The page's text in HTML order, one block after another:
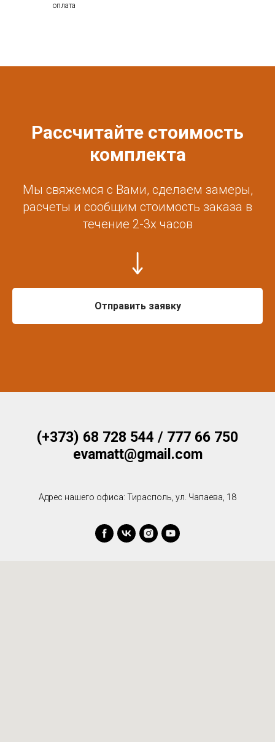
оплата
Рассчитайте стоимость
комплекта
Мы свяжемся с Вами, сделаем замеры,
расчеты и сообщим стоимость заказа в
течение 2-3х часов
Отправить заявку
(+373) 68 728 544 / 777 66 750
evamatt@gmail.com
Адрес нашего офиса: Тирасполь, ул. Чапаева, 18